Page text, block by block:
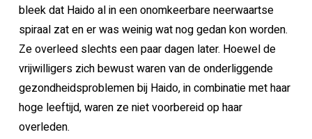
bleek dat Haido al in een onomkeerbare neerwaartse
spiraal zat en er was weinig wat nog gedan kon worden.
Ze overleed slechts een paar dagen later. Hoewel de
vrijwilligers zich bewust waren van de onderliggende
gezondheidsproblemen bij Haido, in combinatie met haar
hoge leeftijd, waren ze niet voorbereid op haar
overleden.